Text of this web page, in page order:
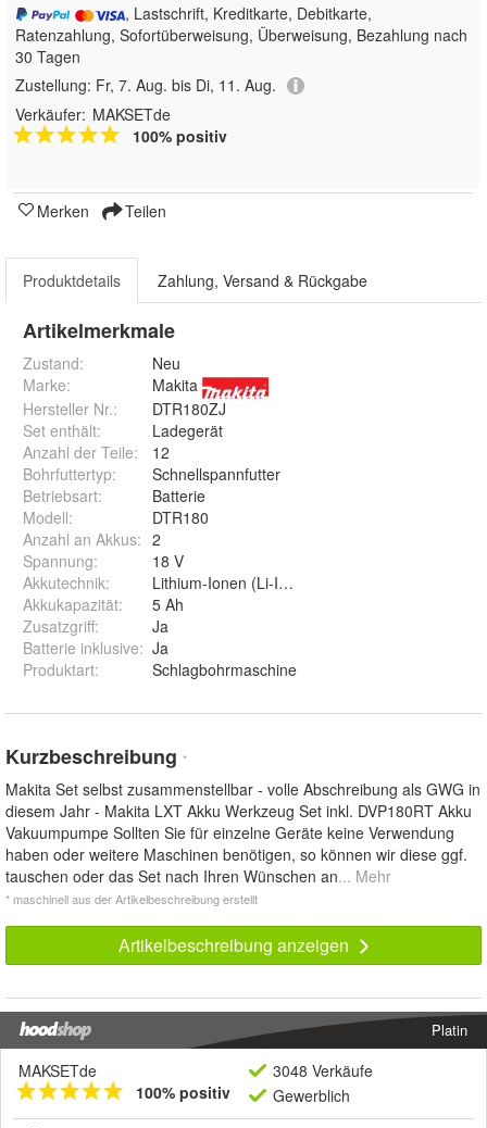
, Lastschrift, Kreditkarte, Debitkarte,
Ratenzahlung, Sofortüberweisung, Überweisung, Bezahlung nach
30 Tagen
Zustellung: Fr, 7. Aug. bis Di, 11. Aug.
Verkäufer: MAKSETde
100% positiv
Merken Teilen
Produktdetails Zahlung, Versand & Rückgabe
Artikelmerkmale
Zustand:
Neu
Marke:
Makita
Hersteller Nr.:
DTR180ZJ
Set enthält:
Ladegerät
Anzahl der Teile:
12
Bohrfuttertyp:
Schnellspannfutter
Betriebsart:
Batterie
Modell:
DTR180
Anzahl an Akkus: 2
Spannung:
18 V
Akkutechnik:
Lithium-Ionen (Li-Ion)
Akkukapazität:
5 Ah
Zusatzgriff:
Ja
Batterie inklusive: Ja
Produktart: Schlagbohrmaschine
Kurzbeschreibung *
Makita Set selbst zusammenstellbar - volle Abschreibung als GWG in
diesem Jahr - Makita LXT Akku Werkzeug Set inkl. DVP180RT Akku
Vakuumpumpe Sollten Sie für einzelne Geräte keine Verwendung
haben oder weitere Maschinen benötigen, so können wir diese ggf.
tauschen oder das Set nach Ihren Wünschen an... Mehr
* maschinell aus der Artikelbeschreibung erstellt
Artikelbeschreibung anzeigen
Platin
MAKSETde
100% positiv
3048 Verkäufe
Gewerblich